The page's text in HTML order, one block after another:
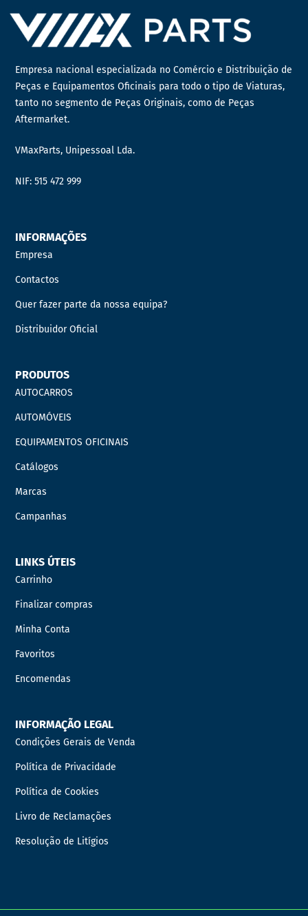
Empresa nacional especializada no Comércio e Distribuição de
Peças e Equipamentos Oficinais para todo o tipo de Viaturas,
tanto no segmento de Peças Originais, como de Peças
Aftermarket.
VMaxParts, Unipessoal Lda.
NIF: 515 472 999
INFORMAÇÕES
Empresa
Contactos
Quer fazer parte da nossa equipa?
Distribuidor Oficial
PRODUTOS
AUTOCARROS
AUTOMÓVEIS
EQUIPAMENTOS OFICINAIS
Catálogos
Marcas
Campanhas
LINKS ÚTEIS
Carrinho
Finalizar compras
Minha Conta
Favoritos
Encomendas
INFORMAÇÃO LEGAL
Condições Gerais de Venda
Política de Privacidade
Política de Cookies
Livro de Reclamações
Resolução de Litígios